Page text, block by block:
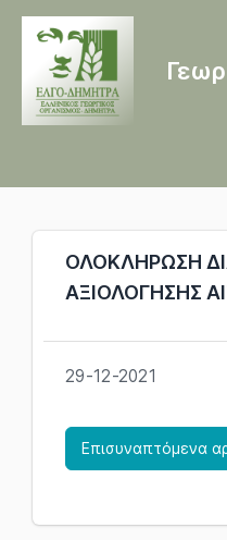
ΟΛΟΚΛΗΡΩΣΗ
ΑΞΙΟΛΟΓΗΣΗΣ
29-12-2021
Επισυναπτόμενα